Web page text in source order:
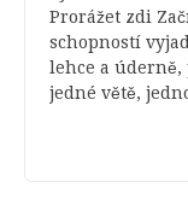
Prorážet zdi
schopností
lehce a
jedné větě,